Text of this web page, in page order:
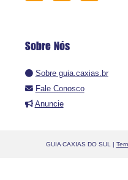
Sobre Nós
Sobre guia.caxias.br
Fale Conosco
Anuncie
GUIA CAXIAS DO SUL |